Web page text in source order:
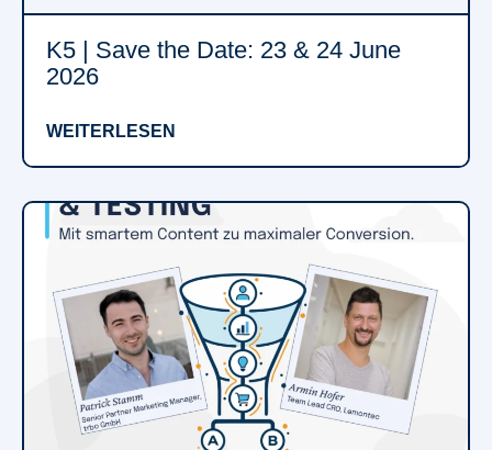
K5 | Save the Date: 23 & 24 June
2026
WEITERLESEN